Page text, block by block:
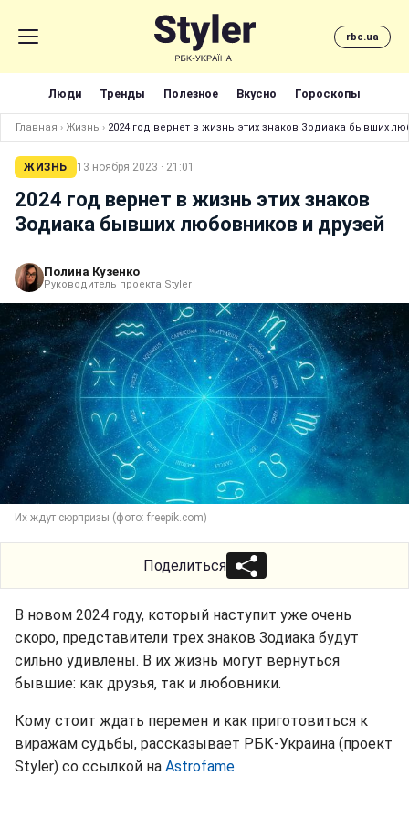
rbc.ua
Люди Тренды Полезное Вкусно Гороскопы
Главная › Жизнь › 2024 год вернет в жизнь этих знаков Зодиака бывших
ЖИЗНЬ 13 ноября 2023 · 21:01
2024 год вернет в жизнь этих знаков
Зодиака бывших любовников и друзей
Полина Кузенко
Руководитель проекта Styler
Их ждут сюрпризы (фото: freepik.com)
Поделиться
В новом 2024 году, который наступит уже очень
скоро, представители трех знаков Зодиака будут
сильно удивлены. В их жизнь могут вернуться
бывшие: как друзья, так и любовники.
Кому стоит ждать перемен и как приготовиться к
виражам судьбы, рассказывает РБК-Украина (проект
Styler) со ссылкой на Astrofame.